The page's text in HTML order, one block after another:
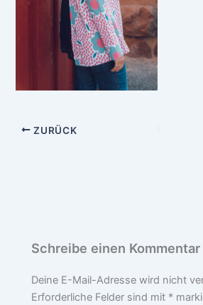
ZURÜCK
Schreibe einen Kommentar
Deine E-Mail-Adresse wird nicht
Erforderliche Felder sind mit *